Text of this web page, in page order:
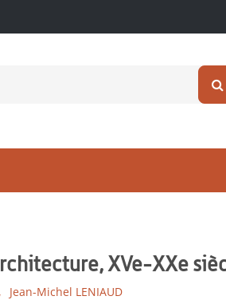
XVe-XXe
Jean-Michel LENIAUD